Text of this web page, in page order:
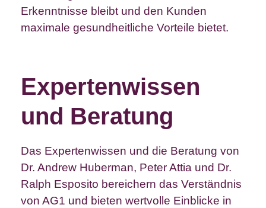
Erkenntnisse bleibt und den Kunden
maximale gesundheitliche Vorteile bietet.
Expertenwissen
und Beratung
Das Expertenwissen und die Beratung von
Dr. Andrew Huberman, Peter Attia und Dr.
Ralph Esposito bereichern das Verständnis
von AG1 und bieten wertvolle Einblicke in